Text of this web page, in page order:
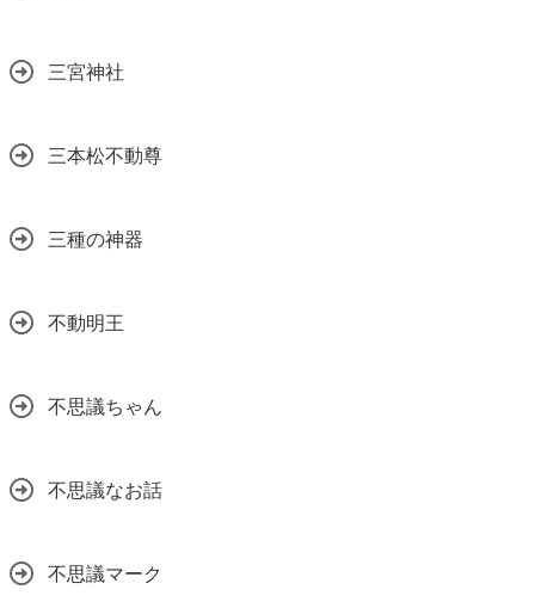
三宮神社
三本松不動尊
三種の神器
不動明王
不思議ちゃん
不思議なお話
不思議マーク